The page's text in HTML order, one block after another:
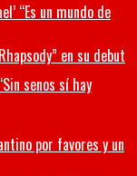
“Es un mundo de
en su debut
senos sí hay
por favores y un